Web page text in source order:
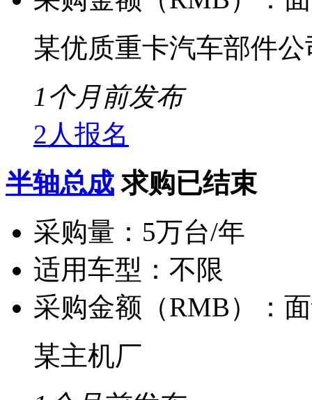
某优质重卡汽车部件公
1个月前发布
2人报名
半轴总成 求购已结束
采购量： 5万台/年
适用车型： 不限
采购金额（RMB）：
某主机厂